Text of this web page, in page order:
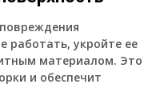
работать, укройте ее
материалом. Это
и обеспечит